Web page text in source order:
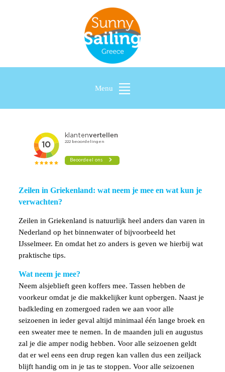
Menu
Zeilen in Griekenland: wat neem je mee en wat kun je
verwachten?
Zeilen in Griekenland is natuurlijk heel anders dan varen in
Nederland op het binnenwater of bijvoorbeeld het
IJsselmeer. En omdat het zo anders is geven we hierbij wat
praktische tips.
Wat neem je mee?
Neem alsjeblieft geen koffers mee. Tassen hebben de
voorkeur omdat je die makkelijker kunt opbergen. Naast je
badkleding en zomergoed raden we aan voor alle
seizoenen in ieder geval altijd minimaal één lange broek en
een sweater mee te nemen. In de maanden juli en augustus
zal je die amper nodig hebben. Voor alle seizoenen geldt
dat er wel eens een drup regen kan vallen dus een zeiljack
blijft handig om in je tas te stoppen. Voor alle seizoenen